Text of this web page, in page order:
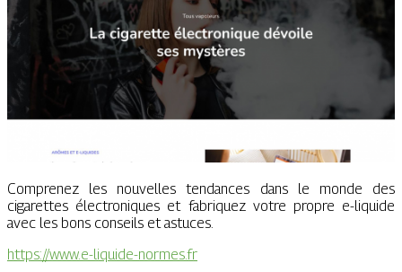
Comprenez les nouvelles tendances dans le monde des
cigarettes électroniques et fabriquez votre propre e-liquide
avec les bons conseils et astuces.
https://www.e-liquide-normes.fr